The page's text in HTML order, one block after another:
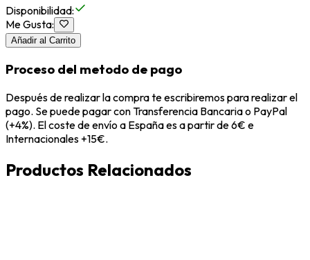
Disponibilidad:
Me Gusta:
Añadir al Carrito
Proceso del metodo de pago
Después de realizar la compra te escribiremos para realizar el
pago. Se puede pagar con Transferencia Bancaria o PayPal
(+4%). El coste de envío a España es a partir de 6€ e
Internacionales +15€.
Productos Relacionados